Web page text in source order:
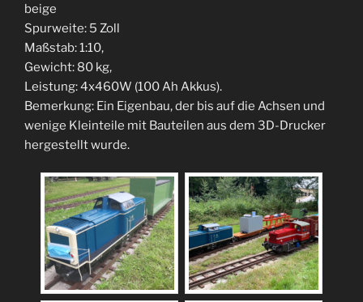
beige
Spurweite: 5 Zoll
Maßstab: 1:10,
Gewicht: 80 kg,
Leistung: 4x460W (100 Ah Akkus).
Bemerkung: Ein Eigenbau, der bis auf die Achsen und
wenige Kleinteile mit Bauteilen aus dem 3D-Drucker
hergestellt wurde.